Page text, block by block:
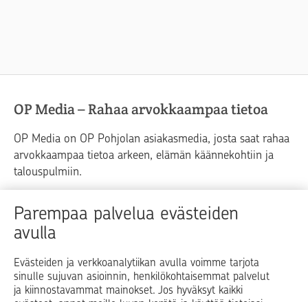
Parempaa palvelua evästeiden
avulla
Evästeiden ja verkkoanalytiikan avulla voimme tarjota
sinulle sujuvan asioinnin, henkilökohtaisemmat palvelut
ja kiinnostavammat mainokset. Jos hyväksyt kaikki
OP Media – Rahaa arvokkaampaa tietoa
OP Media on OP Pohjolan asiakasmedia, josta saat rahaa
arvokkaampaa tietoa arkeen, elämän käännekohtiin ja
talouspulmiin.
Raha Elämä
Yrityselämä
Blogit ja puheenvuorot
Op.fi OP Koti Pohjola Vahinkoapu